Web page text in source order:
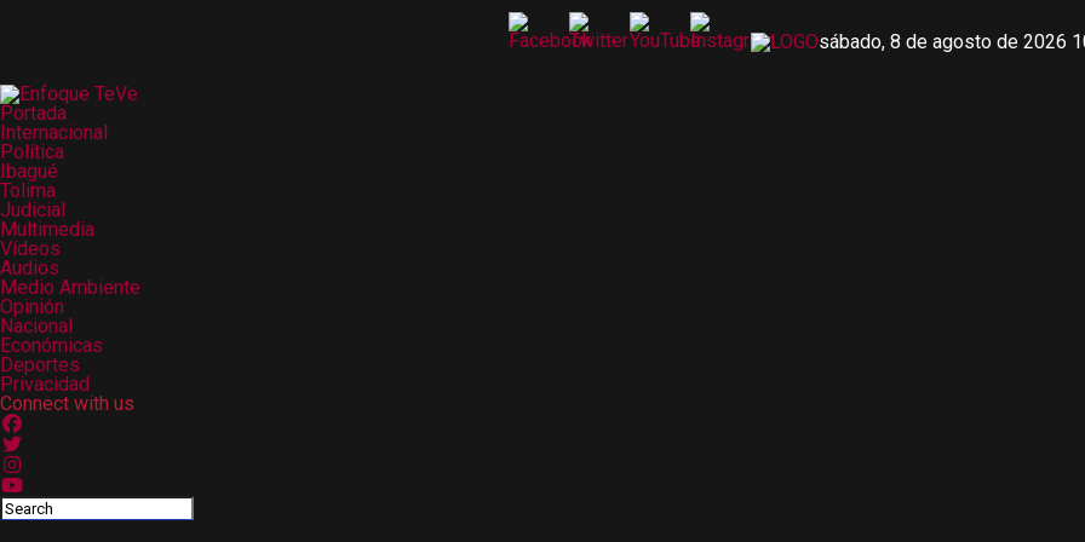
sábado, 8 de agosto de 2026
Portada
Internacional
Política
Ibagué
Tolima
Judicial
Multimedia
Vídeos
Audios
Medio Ambiente
Opinión
Nacional
Económicas
Deportes
Privacidad
Connect with us